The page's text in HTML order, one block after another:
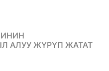
АЛУУ ЖҮРҮП ЖАТАТ